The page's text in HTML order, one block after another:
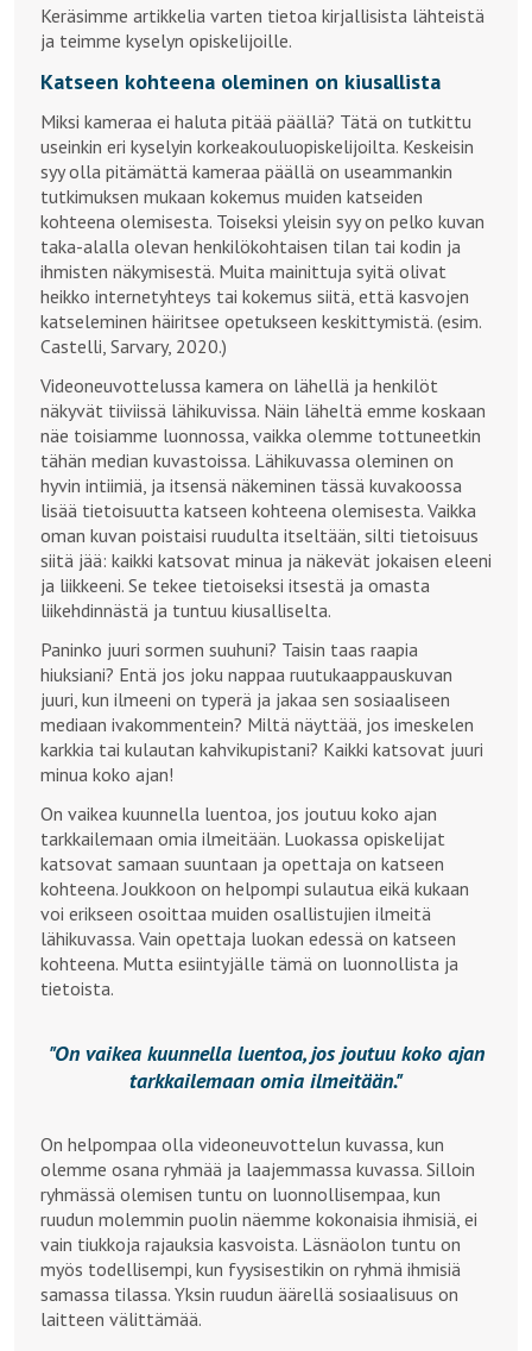
Keräsimme artikkelia varten tietoa kirjallisista lähteistä
ja teimme kyselyn opiskelijoille.
Katseen kohteena oleminen on kiusallista
Miksi kameraa ei haluta pitää päällä? Tätä on tutkittu
useinkin eri kyselyin korkeakouluopiskelijoilta. Keskeisin
syy olla pitämättä kameraa päällä on useammankin
tutkimuksen mukaan kokemus muiden katseiden
kohteena olemisesta. Toiseksi yleisin syy on pelko kuvan
taka-alalla olevan henkilökohtaisen tilan tai kodin ja
ihmisten näkymisestä. Muita mainittuja syitä olivat
heikko internetyhteys tai kokemus siitä, että kasvojen
katseleminen häiritsee opetukseen keskittymistä. (esim.
Castelli, Sarvary, 2020.)
Videoneuvottelussa kamera on lähellä ja henkilöt
näkyvät tiiviissä lähikuvissa. Näin läheltä emme koskaan
näe toisiamme luonnossa, vaikka olemme tottuneetkin
tähän median kuvastoissa. Lähikuvassa oleminen on
hyvin intiimiä, ja itsensä näkeminen tässä kuvakoossa
lisää tietoisuutta katseen kohteena olemisesta. Vaikka
oman kuvan poistaisi ruudulta itseltään, silti tietoisuus
siitä jää: kaikki katsovat minua ja näkevät jokaisen eleeni
ja liikkeeni. Se tekee tietoiseksi itsestä ja omasta
liikehdinnästä ja tuntuu kiusalliselta.
Paninko juuri sormen suuhuni? Taisin taas raapia
hiuksiani? Entä jos joku nappaa ruutukaappauskuvan
juuri, kun ilmeeni on typerä ja jakaa sen sosiaaliseen
mediaan ivakommentein? Miltä näyttää, jos imeskelen
karkkia tai kulautan kahvikupistani? Kaikki katsovat juuri
minua koko ajan!
On vaikea kuunnella luentoa, jos joutuu koko ajan
tarkkailemaan omia ilmeitään. Luokassa opiskelijat
katsovat samaan suuntaan ja opettaja on katseen
kohteena. Joukkoon on helpompi sulautua eikä kukaan
voi erikseen osoittaa muiden osallistujien ilmeitä
lähikuvassa. Vain opettaja luokan edessä on katseen
kohteena. Mutta esiintyjälle tämä on luonnollista ja
tietoista.
On vaikea kuunnella luentoa, jos joutuu koko ajan
tarkkailemaan omia ilmeitään.
On helpompaa olla videoneuvottelun kuvassa, kun
olemme osana ryhmää ja laajemmassa kuvassa. Silloin
ryhmässä olemisen tuntu on luonnollisempaa, kun
ruudun molemmin puolin näemme kokonaisia ihmisiä, ei
vain tiukkoja rajauksia kasvoista. Läsnäolon tuntu on
myös todellisempi, kun fyysisestikin on ryhmä ihmisiä
samassa tilassa. Yksin ruudun äärellä sosiaalisuus on
laitteen välittämää.